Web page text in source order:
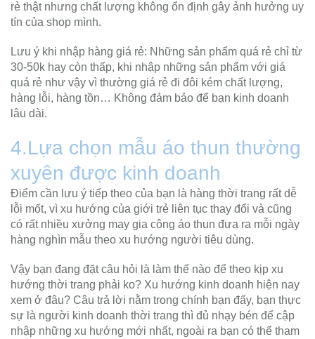
rẻ thật nhưng chất lượng không ổn định gây ảnh hưởng uy
tín của shop mình.
Lưu ý khi nhập hàng giá rẻ: Những sản phẩm quá rẻ chỉ từ
30-50k hay còn thấp, khi nhập những sản phẩm với giá
quá rẻ như vậy vì thường giá rẻ đi đôi kém chất lượng,
hàng lỗi, hàng tồn… Không đảm bảo để bạn kinh doanh
lâu dài.
4.Lựa chọn mẫu áo thun thường
xuyên được kinh doanh
Điểm cần lưu ý tiếp theo của bạn là hàng thời trang rất dễ
lỗi mốt, vì xu hướng của giới trẻ liên tục thay đổi và cũng
có rất nhiều xưởng may gia công áo thun đưa ra mỗi ngày
hàng nghìn mẫu theo xu hướng người tiêu dùng.
Vậy bạn đang đặt câu hỏi là làm thế nào để theo kịp xu
hướng thời trang phải ko? Xu hướng kinh doanh hiện nay
xem ở đâu? Câu trả lời nằm trong chính bạn đấy, bạn thực
sự là người kinh doanh thời trang thì đủ nhạy bén để cập
nhập những xu hướng mới nhất, ngoài ra bạn có thể tham